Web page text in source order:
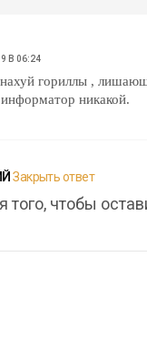
В 06:24
гориллы ,
никакой.
Закрыть ответ
того, чтобы